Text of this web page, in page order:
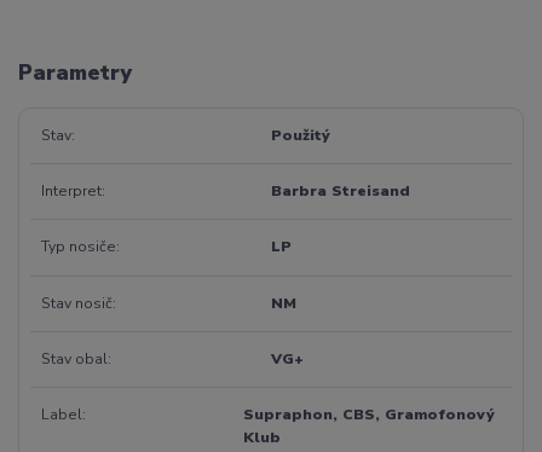
Parametry
Stav Použitý
Interpret Barbra Streisand
Typ nosiče LP
Stav nosič NM
Stav obal VG+
Label
Supraphon, CBS, Gramofonový
Klub